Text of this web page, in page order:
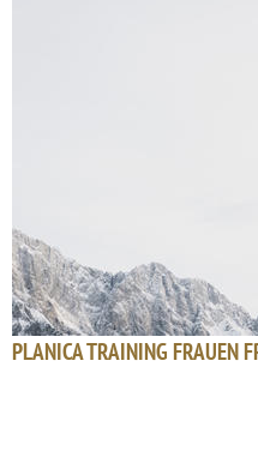
PLANICA TRAINING FRAUEN